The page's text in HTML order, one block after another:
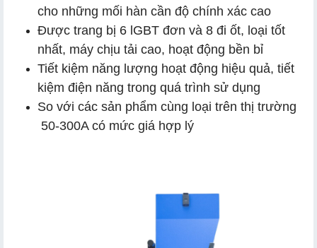
cho những mối hàn cần độ chính xác cao
Được trang bị 6 lGBT đơn và 8 đi ốt, loại tốt
nhất, máy chịu tải cao, hoạt động bền bỉ
Tiết kiệm năng lượng hoạt động hiệu quả, tiết
kiệm điện năng trong quá trình sử dụng
So với các sản phẩm cùng loại trên thị trường
50-300A có mức giá hợp lý